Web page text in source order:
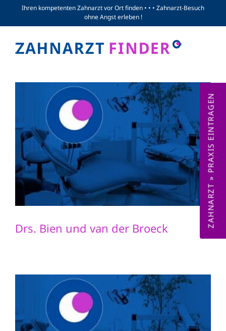
Inhalt
springen
Ihren kompetenten Zahnarzt vor Ort finden • • • Zahnarzt-Besuch
ohne Angst erleben !
Drs. Bien und van der Broeck ZAHNARZT » PRAXIS EINTRAGEN